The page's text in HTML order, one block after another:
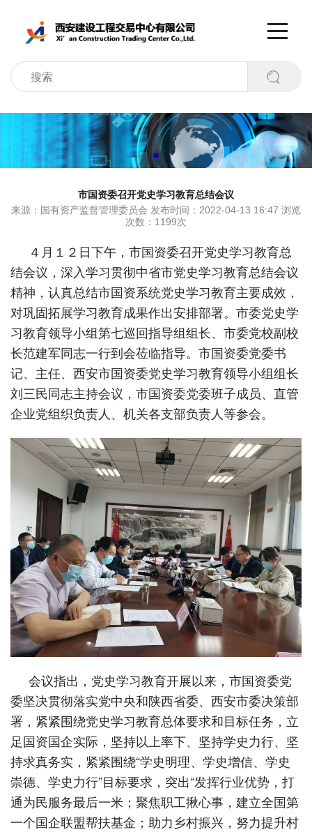
市国资委召开党史学习教育总结会议
来源：国有资产监督管理委员会 发布时间：2022-04-13 16:47 浏览
次数：1199次
４月１２日下午，市国资委召开党史学习教育总
结会议，深入学习贯彻中省市党史学习教育总结会议
精神，认真总结市国资系统党史学习教育主要成效，
对巩固拓展学习教育成果作出安排部署。市委党史学
习教育领导小组第七巡回指导组组长、市委党校副校
长范建军同志一行到会莅临指导。市国资委党委书
记、主任、西安市国资委党史学习教育领导小组组长
刘三民同志主持会议，市国资委党委班子成员、直管
企业党组织负责人、机关各支部负责人等参会。
会议指出，党史学习教育开展以来，市国资委党
委坚决贯彻落实党中央和陕西省委、西安市委决策部
署，紧紧围绕党史学习教育总体要求和目标任务，立
足国资国企实际，坚持以上率下、坚持学史力行、坚
持求真务实，紧紧围绕“学史明理、学史增信、学史
崇德、学史力行”目标要求，突出“发挥行业优势，打
通为民服务最后一米；聚焦职工揪心事，建立全国第
一个国企联盟帮扶基金；助力乡村振兴，努力提升村